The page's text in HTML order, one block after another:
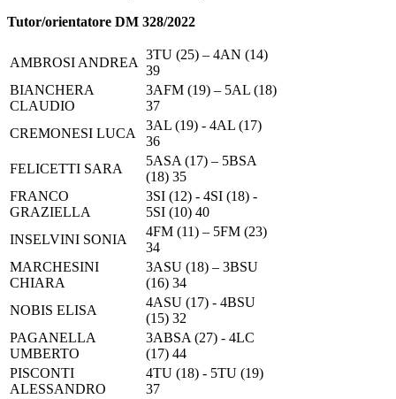
Tutor/orientatore DM 328/2022
AMBROSI ANDREA
3TU (25) – 4AN (14)
39
BIANCHERA
CLAUDIO
3AFM (19) – 5AL (18)
37
CREMONESI LUCA
3AL (19) - 4AL (17)
36
FELICETTI SARA
5ASA (17) – 5BSA
(18) 35
FRANCO
GRAZIELLA
3SI (12) - 4SI (18) -
5SI (10) 40
INSELVINI SONIA
4FM (11) – 5FM (23)
34
MARCHESINI
CHIARA
3ASU (18) – 3BSU
(16) 34
NOBIS ELISA
4ASU (17) - 4BSU
(15) 32
PAGANELLA
UMBERTO
3ABSA (27) - 4LC
(17) 44
PISCONTI
ALESSANDRO
4TU (18) - 5TU (19)
37